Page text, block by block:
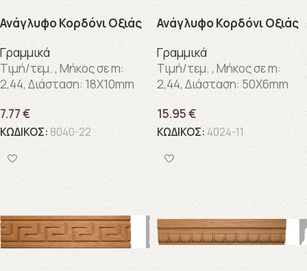
Ανάγλυφo Κορδόνι Οξιάς
Γραμμικά
Τιμή/τεμ. , Μήκος σε m:
2,44, Διάσταση: 18X10mm
7.77€
ΚΩΔΙΚΟΣ: 8040-22
Ανάγλυφo Κορδόνι Οξιάς
Γραμμικά
Τιμή/τεμ. , Μήκος σε m:
2,44, Διάσταση: 50X6mm
15.95€
ΚΩΔΙΚΟΣ: 4024-11